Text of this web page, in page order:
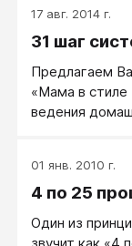
17 авг. 2014 г.
31 шаг
Предлагаем
«Мама в стиле
ведения
01 янв. 2010 г.
4 по 25
Один из